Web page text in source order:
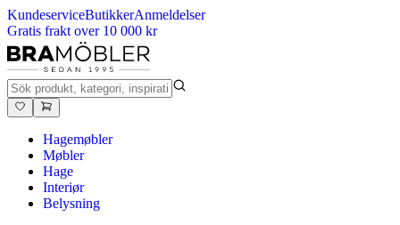
KundeserviceButikkerAnmeldelser
Gratis frakt over 10 000 kr
Hagemøbler
Møbler
Hage
Interiør
Belysning